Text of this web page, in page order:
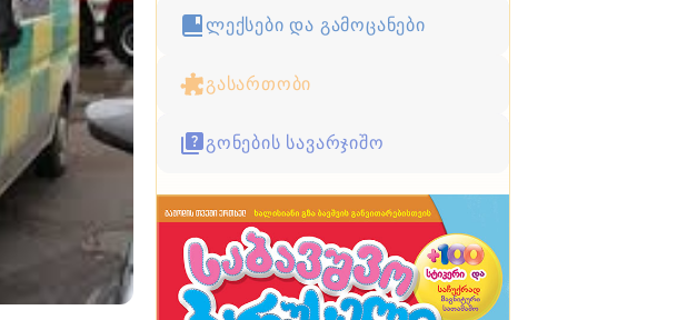
ლექსები და გამოცანები
გასართობი
გონების სავარჯიშო